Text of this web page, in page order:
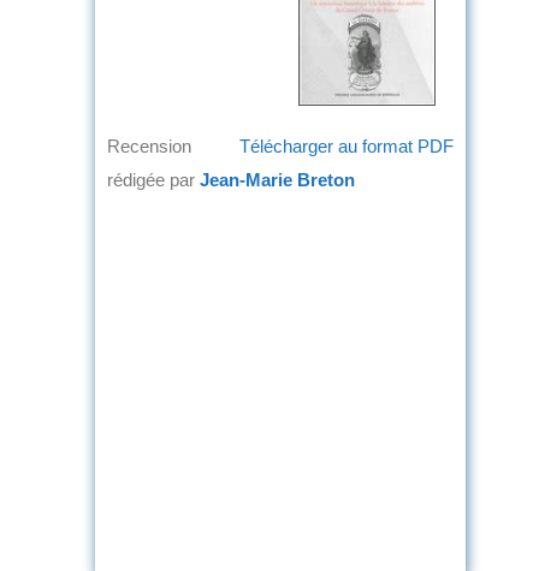
Télécharger au format PDF
Recension
rédigée par Jean-Marie Breton